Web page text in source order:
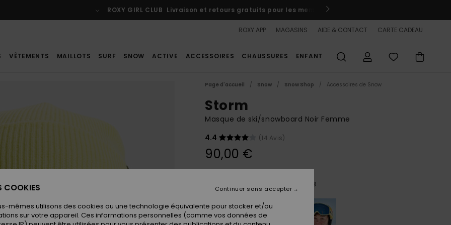
Livraison et retours gratuits pour les membres Se connecter / S'inscrire
ROXY APP MAGASINS AIDE & CONTACT CARTE CADEAU
VÊTEMENTS MAILLOTS SURF SNOW ACTIVE ACCESSOIRES CHAUSSURES ENFANT
Page d'accueil Snow Snow Shop Accessoires de Snow
Storm
Masque de ski/snowboard Noir Femme
4.4
(14 Avis)
90,00 €
Black/clux Ml Pink Gold S3
COOKIES
mêmes utilisons des cookies ou une technologie équivalente pour stocker et/ou
sur votre appareil. Ces informations personnelles (comme vos données de
Continuer sans accepter